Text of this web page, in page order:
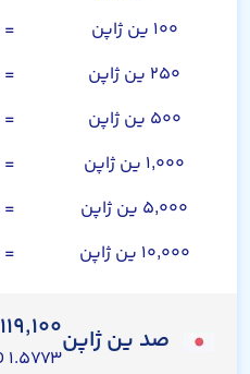
۱۰۰ ین ژاپن
=
۲۵۰ ین ژاپن
=
۵۰۰ ین ژاپن
=
۱,۰۰۰ ین ژاپن
=
۵,۰۰۰ ین ژاپن
=
۱۰,۰۰۰ ین ژاپن
=
صد ین ژاپن۱۱۹,۱۰۰
۱.۵۷۷۳ USD